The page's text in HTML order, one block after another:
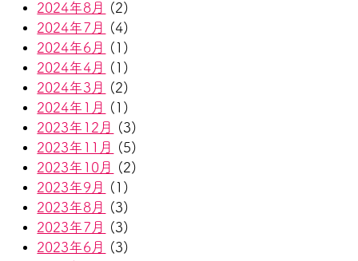
2024年8月
(2)
2024年7月
(4)
2024年6月
(1)
2024年4月
(1)
2024年3月
(2)
2024年1月
(1)
2023年12月
(3)
2023年11月
(5)
2023年10月
(2)
2023年9月
(1)
2023年8月
(3)
2023年7月
(3)
2023年6月
(3)